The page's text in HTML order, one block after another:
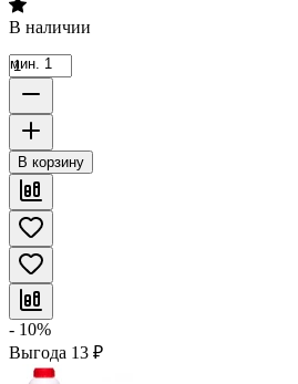
В наличии
мин. 1
В корзину
- 10%
Выгода 13 ₽